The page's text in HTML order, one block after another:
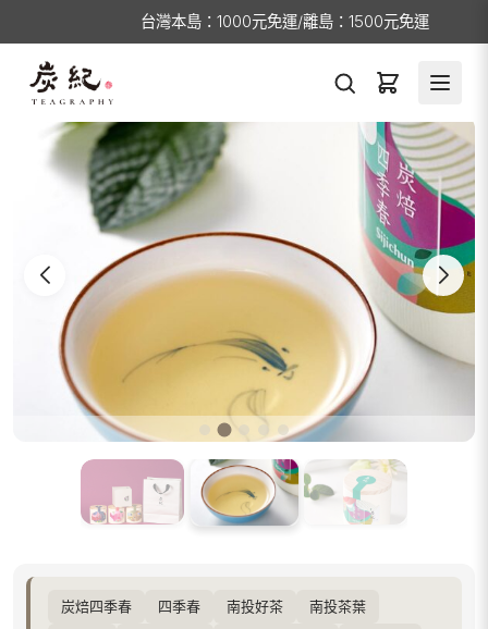
台灣本島：1000元免運/離島：1500元免運
炭焙四季春 四季春 南投好茶
南投茶葉